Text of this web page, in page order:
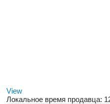
View
Локальное время продавца: